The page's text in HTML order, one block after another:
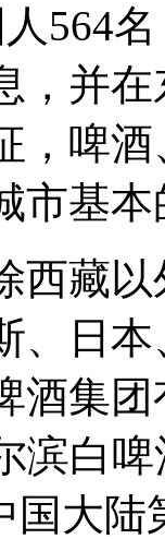
564
，并
，啤
市基
西藏
、日
酒集
滨白
国大